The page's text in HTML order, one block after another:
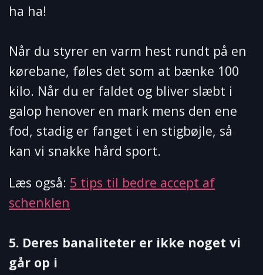
ha ha!
Når du styrer en varm hest rundt på en
kørebane, føles det som at bænke 100
kilo. Når du er faldet og bliver slæbt i
galop henover en mark mens den ene
fod, stadig er fanget i en stigbøjle, så
kan vi snakke hård sport.
Læs også: 5 tips til bedre accept af
schenklen
5. Deres banaliteter er ikke noget vi
går op i